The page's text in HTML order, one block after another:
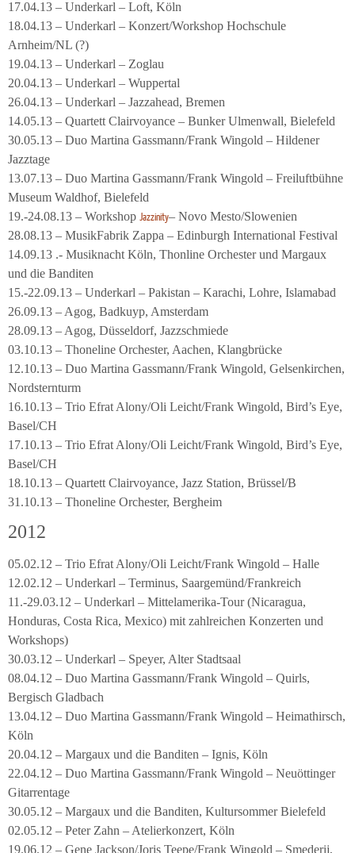
17.04.13 – Underkarl – Loft, Köln
18.04.13 – Underkarl – Konzert/Workshop Hochschule
Arnheim/NL (?)
19.04.13 – Underkarl – Zoglau
20.04.13 – Underkarl – Wuppertal
26.04.13 – Underkarl – Jazzahead, Bremen
14.05.13 – Quartett Clairvoyance – Bunker Ulmenwall, Bielefeld
30.05.13 – Duo Martina Gassmann/Frank Wingold – Hildener
Jazztage
13.07.13 – Duo Martina Gassmann/Frank Wingold – Freiluftbühne
Museum Waldhof, Bielefeld
19.-24.08.13 – Workshop Jazzinity– Novo Mesto/Slowenien
28.08.13 – MusikFabrik Zappa – Edinburgh International Festival
14.09.13 .- Musiknacht Köln, Thonline Orchester und Margaux
und die Banditen
15.-22.09.13 – Underkarl – Pakistan – Karachi, Lohre, Islamabad
26.09.13 – Agog, Badkuyp, Amsterdam
28.09.13 – Agog, Düsseldorf, Jazzschmiede
03.10.13 – Thoneline Orchester, Aachen, Klangbrücke
12.10.13 – Duo Martina Gassmann/Frank Wingold, Gelsenkirchen,
Nordsternturm
16.10.13 – Trio Efrat Alony/Oli Leicht/Frank Wingold, Bird’s Eye,
Basel/CH
17.10.13 – Trio Efrat Alony/Oli Leicht/Frank Wingold, Bird’s Eye,
Basel/CH
18.10.13 – Quartett Clairvoyance, Jazz Station, Brüssel/B
31.10.13 – Thoneline Orchester, Bergheim
2012
05.02.12 – Trio Efrat Alony/Oli Leicht/Frank Wingold – Halle
12.02.12 – Underkarl – Terminus, Saargemünd/Frankreich
11.-29.03.12 – Underkarl – Mittelamerika-Tour (Nicaragua,
Honduras, Costa Rica, Mexico) mit zahlreichen Konzerten und
Workshops)
30.03.12 – Underkarl – Speyer, Alter Stadtsaal
08.04.12 – Duo Martina Gassmann/Frank Wingold – Quirls,
Bergisch Gladbach
13.04.12 – Duo Martina Gassmann/Frank Wingold – Heimathirsch,
Köln
20.04.12 – Margaux und die Banditen – Ignis, Köln
22.04.12 – Duo Martina Gassmann/Frank Wingold – Neuöttinger
Gitarrentage
30.05.12 – Margaux und die Banditen, Kultursommer Bielefeld
02.05.12 – Peter Zahn – Atelierkonzert, Köln
19.06.12 – Gene Jackson/Joris Teepe/Frank Wingold – Smederij,